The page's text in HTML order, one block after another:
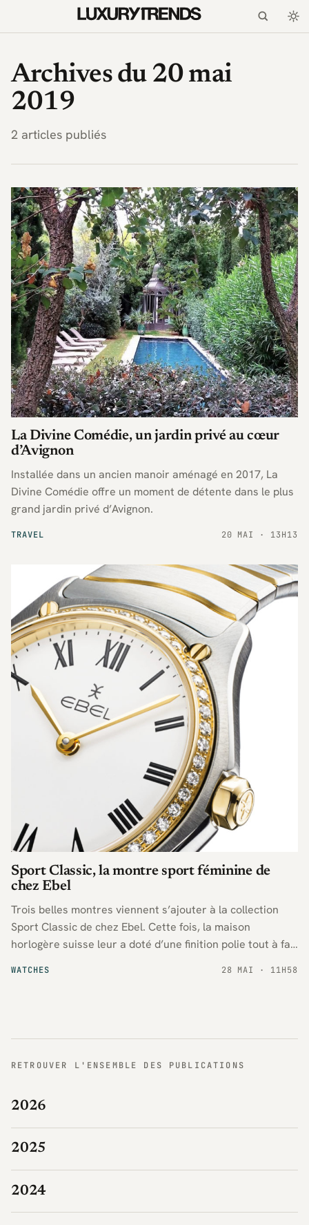
Archives du 20 mai
2019
2 articles publiés
TRAVEL
La Divine Comédie, un jardin privé au cœur
d’Avignon
Installée dans un ancien manoir aménagé en 2017, La
Divine Comédie offre un moment de détente dans le plus
grand jardin privé d’Avignon.
20 MAI · 13H13
WATCHES
Sport Classic, la montre sport féminine de
chez Ebel
Trois belles montres viennent s’ajouter à la collection
Sport Classic de chez Ebel. Cette fois, la maison
horlogère suisse leur a doté d’une finition polie tout à fait
28 MAI · 11H58
RETROUVER L'ENSEMBLE DES PUBLICATIONS
2026
2025
2024